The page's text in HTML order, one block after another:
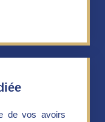
de vos avoirs